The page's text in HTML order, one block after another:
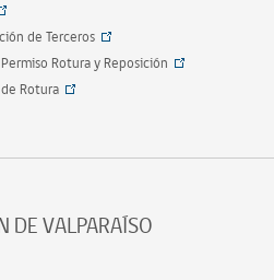
de Terceros
Rotura y Reposición
Rotura
DE VALPARAÍSO